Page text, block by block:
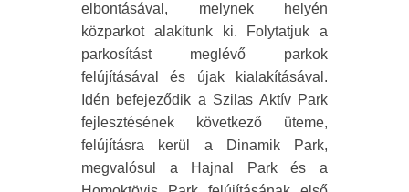
elbontásával, melynek helyén
közparkot alakítunk ki. Folytatjuk a
parkosítást meglévő parkok
felújításával és újak kialakításával.
Idén befejeződik a Szilas Aktív Park
fejlesztésének következő üteme,
felújításra kerül a Dinamik Park,
megvalósul a Hajnal Park és a